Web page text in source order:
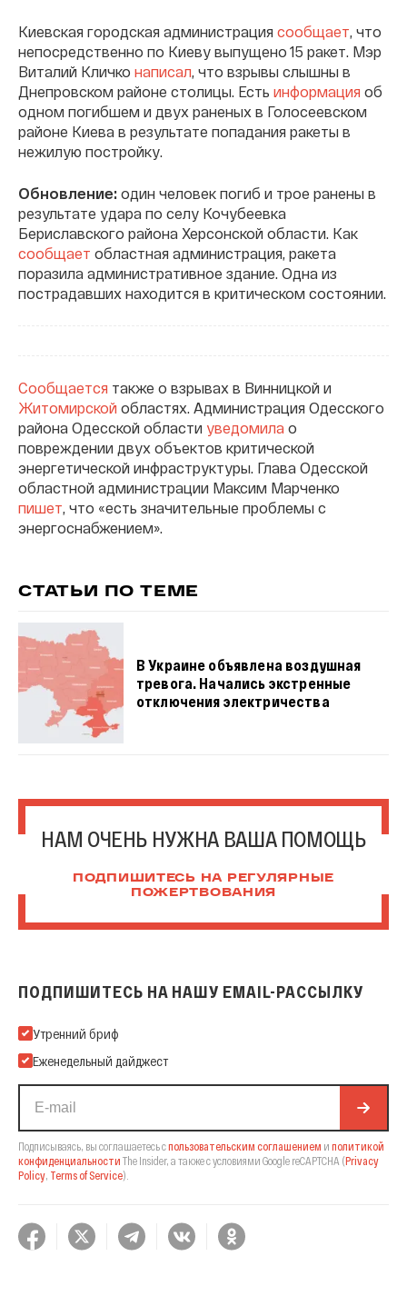
Киевская городская администрация сообщает, что
непосредственно по Киеву выпущено 15 ракет. Мэр
Виталий Кличко написал, что взрывы слышны в
Днепровском районе столицы. Есть информация об
одном погибшем и двух раненых в Голосеевском
районе Киева в результате попадания ракеты в
нежилую постройку.
Обновление: один человек погиб и трое ранены в
результате удара по селу Кочубеевка
Бериславского района Херсонской области. Как
сообщает областная администрация, ракета
поразила административное здание. Одна из
пострадавших находится в критическом состоянии.
Сообщается также о взрывах в Винницкой и
Житомирской областях. Администрация Одесского
района Одесской области уведомила о
повреждении двух объектов критической
энергетической инфраструктуры. Глава Одесской
областной администрации Максим Марченко
пишет, что «есть значительные проблемы с
энергоснабжением».
СТАТЬИ ПО ТЕМЕ
В Украине объявлена воздушная
тревога. Начались экстренные
отключения электричества
НАМ ОЧЕНЬ НУЖНА ВАША ПОМОЩЬ
ПОДПИШИТЕСЬ НА РЕГУЛЯРНЫЕ
ПОЖЕРТВОВАНИЯ
ПОДПИШИТЕСЬ НА НАШУ EMAIL-РАССЫЛКУ
Подпишитесь на нашу Email-рассылку
Утренний бриф
Еженедельный дайджест
Подписываясь, вы соглашаетесь спользовательским соглашением и политикой
конфиденциальности The Insider, а также с условиями Google reCAPTCHA (Privacy
Policy, Terms of Service).